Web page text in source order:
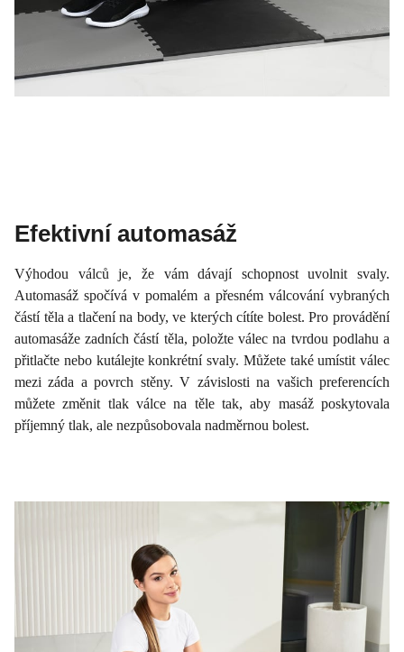
Efektivní automasáž
Výhodou válců je, že vám dávají schopnost uvolnit svaly.
Automasáž spočívá v pomalém a přesném válcování vybraných
částí těla a tlačení na body, ve kterých cítíte bolest. Pro provádění
automasáže zadních částí těla, položte válec na tvrdou podlahu a
přitlačte nebo kutálejte konkrétní svaly. Můžete také umístit válec
mezi záda a povrch stěny. V závislosti na vašich preferencích
můžete změnit tlak válce na těle tak, aby masáž poskytovala
příjemný tlak, ale nezpůsobovala nadměrnou bolest.